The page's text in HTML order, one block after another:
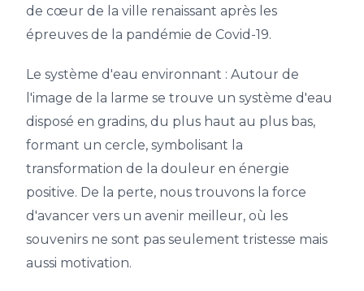
de cœur de la ville renaissant après les
épreuves de la pandémie de Covid-19.
Le système d'eau environnant : Autour de
l'image de la larme se trouve un système d'eau
disposé en gradins, du plus haut au plus bas,
formant un cercle, symbolisant la
transformation de la douleur en énergie
positive. De la perte, nous trouvons la force
d'avancer vers un avenir meilleur, où les
souvenirs ne sont pas seulement tristesse mais
aussi motivation.